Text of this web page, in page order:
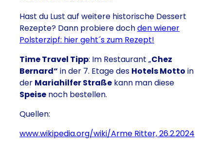
Hast du Lust auf weitere historische Dessert
Rezepte? Dann probiere dochden wiener
Polsterzipf: hier geht´s zum Rezept!
Time Travel Tipp: Im Restaurant „Chez
Bernard“ in der 7. Etage des Hotels Motto in
der Mariahilfer Straße kann man diese
Speise noch bestellen.
Quellen:
www.wikipedia.org/wiki/Arme Ritter, 26.2.2024